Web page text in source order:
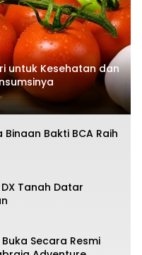
untuk Kesehatan dan
Bakti BCA Raih
Tanah Datar
Secara Resmi